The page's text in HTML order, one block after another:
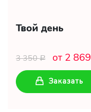
Твой день
3 350Р от 2 869
Заказать